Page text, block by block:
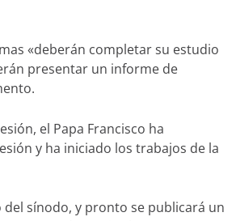
«deberán completar su estudio
presentar un informe de
el Papa Francisco ha
y ha iniciado los trabajos de la
sínodo, y pronto se publicará un